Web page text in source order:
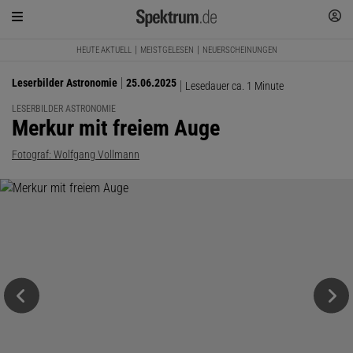
HEUTE AKTUELL MEISTGELESEN NEUERSCHEINUNGEN
Leserbilder Astronomie 25.06.2025 Lesedauer ca. 1 Minute
LESERBILDER ASTRONOMIE
:
Merkur mit freiem Auge
Fotograf: Wolfgang Vollmann